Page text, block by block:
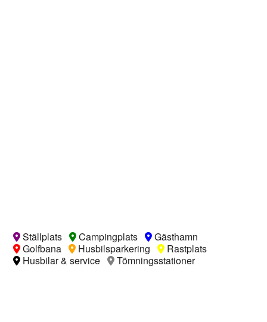
Ställplats Campingplats
Gästhamn
Golfbana
Husbilsparkering
Rastplats
Husbilar & service
Tömningsstationer